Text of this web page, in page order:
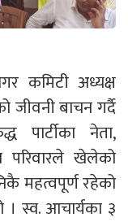
कमिटी अध्यक्ष
जीवनी बाचन गर्दै
पार्टीका नेता,
परिवारले खेलेको
महत्वपूर्ण रहेको
। स्व. आचार्यका ३